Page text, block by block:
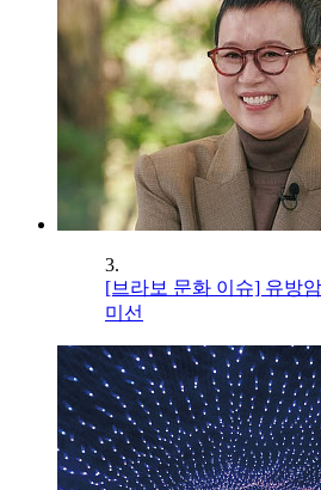
3.
[브라보 문화 이슈] 유방
미선